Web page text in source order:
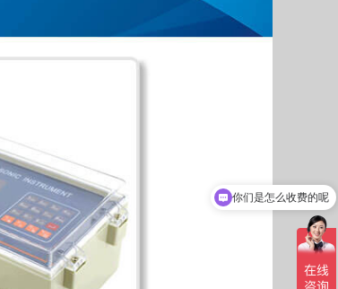
你们是怎么收费的呢